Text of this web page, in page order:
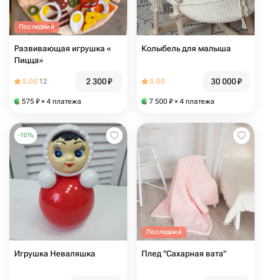
Последний
Развивающая игрушка «
Пицца»
5.00 12 2 300₽
575 ₽ × 4 платежа
Колыбель для малыша
5.00 30 000₽
7 500 ₽ × 4 платежа
-10%
Игрушка Неваляшка
Последний
Плед "Сахарная вата"